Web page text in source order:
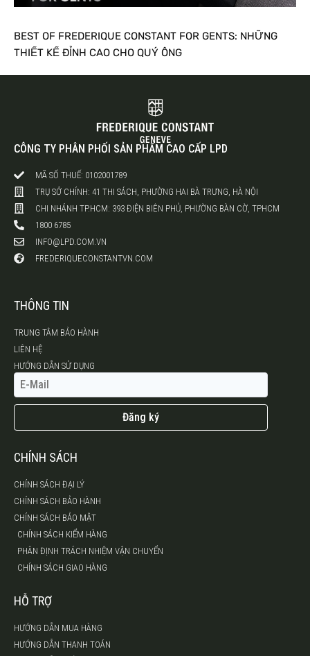
BEST OF FREDERIQUE CONSTANT FOR GENTS: NHỮNG
THIẾT KẾ ĐỈNH CAO CHO QUÝ ÔNG
CÔNG TY PHÂN PHỐI SẢN PHẨM CAO CẤP LPD
MÃ SỐ THUẾ: 0102001789
TRỤ SỞ CHÍNH: 41 THI SÁCH, PHƯỜNG HAI BÀ TRƯNG, HÀ NỘI
CHI NHÁNH TP.HCM: 393 ĐIỆN BIÊN PHỦ, PHƯỜNG BÀN CỜ, TPHCM
1800 6785
INFO@LPD.COM.VN
FREDERIQUECONSTANTVN.COM
THÔNG TIN
TRUNG TÂM BẢO HÀNH
LIÊN HỆ
HƯỚNG DẪN SỬ DỤNG
Đăng ký
CHÍNH SÁCH
CHÍNH SÁCH ĐẠI LÝ
CHÍNH SÁCH BẢO HÀNH
CHÍNH SÁCH BẢO MẬT
CHÍNH SÁCH KIỂM HÀNG
PHÂN ĐỊNH TRÁCH NHIỆM VẬN CHUYỂN
CHÍNH SÁCH GIAO HÀNG
HỖ TRỢ
HƯỚNG DẪN MUA HÀNG
HƯỚNG DẪN THANH TOÁN